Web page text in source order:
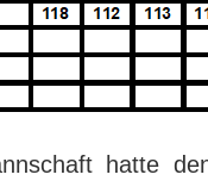
hatte